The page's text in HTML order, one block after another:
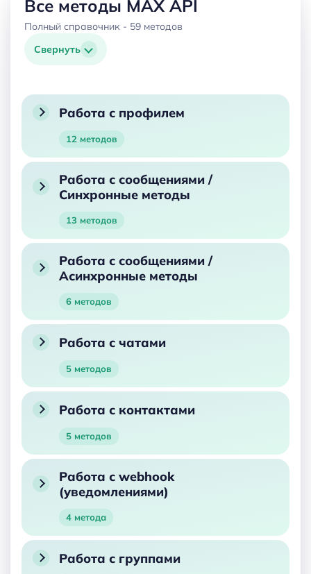
Все методы MAX API
Полный справочник - 59 методов
Свернуть
Работа с профилем
12 методов
Работа с сообщениями /
Синхронные методы
13 методов
Работа с сообщениями /
Асинхронные методы
6 методов
Работа с чатами
5 методов
Работа с контактами
5 методов
Работа с webhook
(уведомлениями)
4 метода
Работа с группами